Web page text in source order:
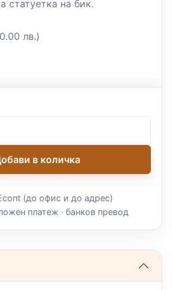
статуетка на бик.
лв.)
в количка
(до офис и до адрес)
платеж · банков превод